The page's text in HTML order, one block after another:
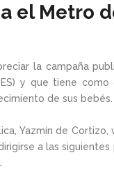
el Metro
la campaña
y que tiene
de sus bebés.
Yazmín de
a las